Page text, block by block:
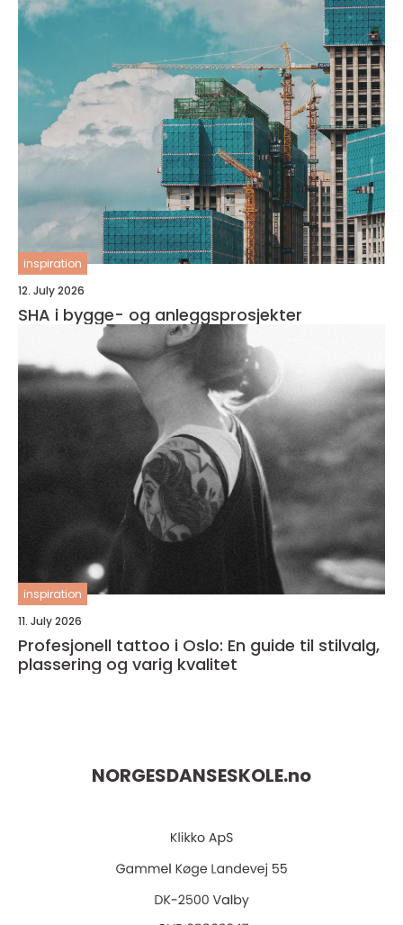
inspiration
12. July 2026
SHA i bygge- og anleggsprosjekter
inspiration
11. July 2026
Profesjonell tattoo i Oslo: En guide til stilvalg,
plassering og varig kvalitet
NORGESDANSESKOLE.no